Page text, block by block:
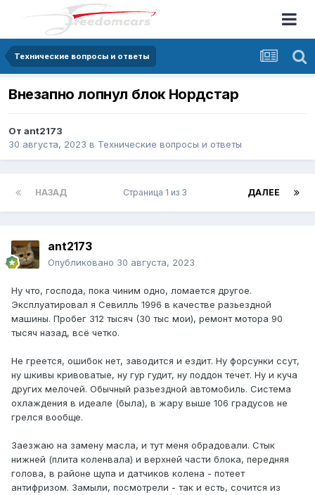
Технические вопросы и ответы
Внезапно лопнул блок Нордстар
От ant2173
30 августа, 2023 в Технические вопросы и ответы
НАЗАД ДАЛЕЕ
Страница 1 из 3
ant2173
Опубликовано 30 августа, 2023
Ну что, господа, пока чиним одно, ломается другое.
Эксплуатировал я Севилль 1996 в качестве разьездной
машины. Пробег 312 тысяч (30 тыс мои), ремонт мотора 90
тысяч назад, всё четко.
Не греется, ошибок нет, заводится и ездит. Ну форсунки ссут,
ну шкивы кривоватые, ну гур гудит, ну поддон течет. Ну и куча
других мелочей. Обычный разьездной автомобиль. Система
охлаждения в идеале (была), в жару выше 106 градусов не
грелся вообще.
Заезжаю на замену масла, и тут меня обрадовали. Стык
нижней (плита коленвала) и верхней части блока, передняя
голова, в районе щупа и датчиков колена - потеет
антифризом. Замыли, посмотрели - так и есть, сочится из